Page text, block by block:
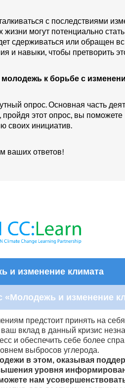
с последствиями
могут потенциально
сдерживаться или обращен
и навыки, чтобы претворить
молодежь к борьбе с
опрос. Основная часть
этот опрос, вы
своих инициатив.
ваших ответов!